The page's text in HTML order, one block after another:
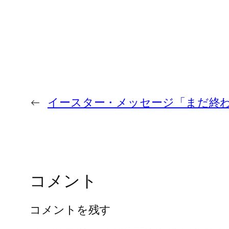
← イースター・メッセージ「まだ終
コメント
コメントを残す